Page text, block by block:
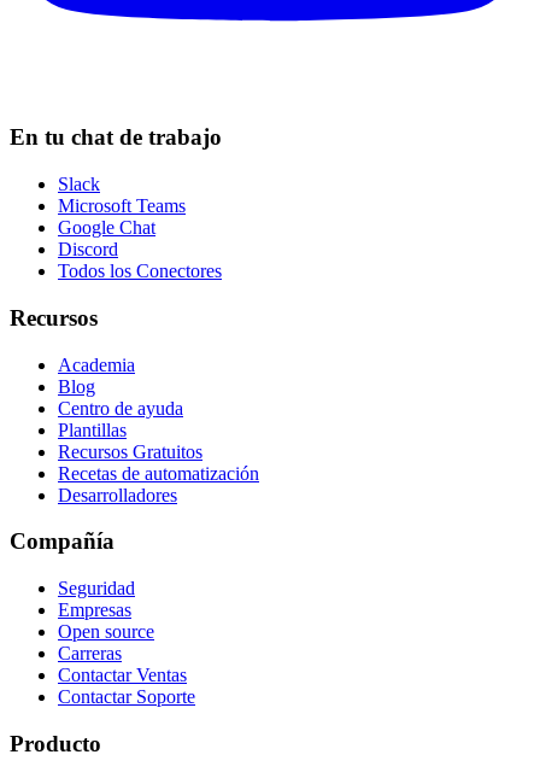
En tu chat de trabajo
Slack
Microsoft Teams
Google Chat
Discord
Todos los Conectores
Recursos
Academia
Blog
Centro de ayuda
Plantillas
Recursos Gratuitos
Recetas de automatización
Desarrolladores
Compañía
Seguridad
Empresas
Open source
Carreras
Contactar Ventas
Contactar Soporte
Producto